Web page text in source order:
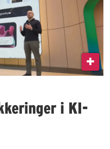
i KI-